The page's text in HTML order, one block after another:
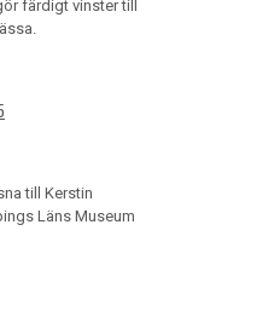
färdigt vinster till
till Kerstin
Läns Museum